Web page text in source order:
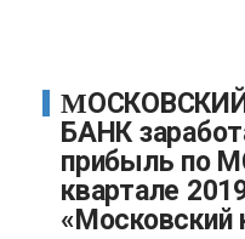
МОСКОВСКИЙ КРЕДИТНЫЙ
БАНК
прибыль по
квартале
«Московский